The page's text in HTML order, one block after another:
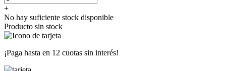
+
No hay suficiente stock disponible
Producto sin stock
¡Paga hasta en 12 cuotas sin interés!